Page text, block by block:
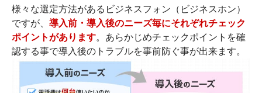
様々な選定方法があるビジネスフォン（ビジネスホン）
ですが、 導入前・導入後のニーズ毎にそれぞれチェック
ポイントがあります。 あらかじめチェックポイントを確
認する事で導入後のトラブルを事前防ぐ事が出来ます。